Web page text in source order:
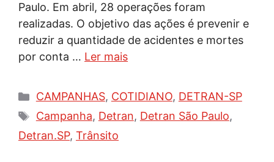
Paulo. Em abril, 28 operações foram
realizadas. O objetivo das ações é prevenir e
reduzir a quantidade de acidentes e mortes
por conta … Ler mais
Categorias
CAMPANHAS, COTIDIANO, DETRAN-SP
Tags
Campanha, Detran, Detran São Paulo,
Detran.SP, Trânsito